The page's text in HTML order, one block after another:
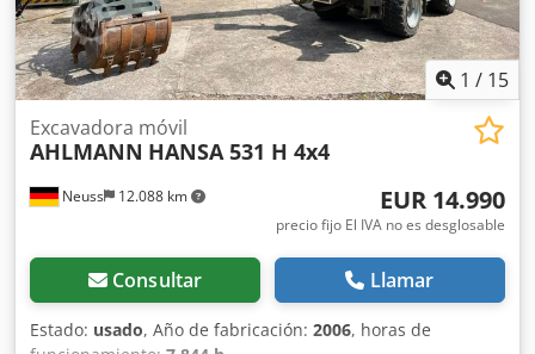
1 / 15
Neuss 12.088 km
Excavadora móvil
AHLMANN HANSA 531 H 4x4
EUR 14.990
precio fijo El IVA no es desglosable
Consultar Llamar
Estado: usado, Año de fabricación: 2006, horas de